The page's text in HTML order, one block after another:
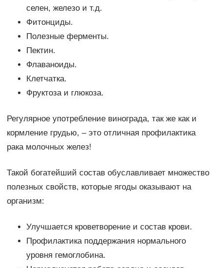
селен, железо и т.д.
Фитонциды.
Полезные ферменты.
Пектин.
Флаваноиды.
Клетчатка.
Фруктоза и глюкоза.
Регулярное употребление винограда, так же как и
кормление грудью, – это отличная профилактика
рака молочных желез!
Такой богатейший состав обуславливает множество
полезных свойств, которые ягоды оказывают на
организм:
Улучшается кроветворение и состав крови.
Профилактика поддержания нормального
уровня гемоглобина.